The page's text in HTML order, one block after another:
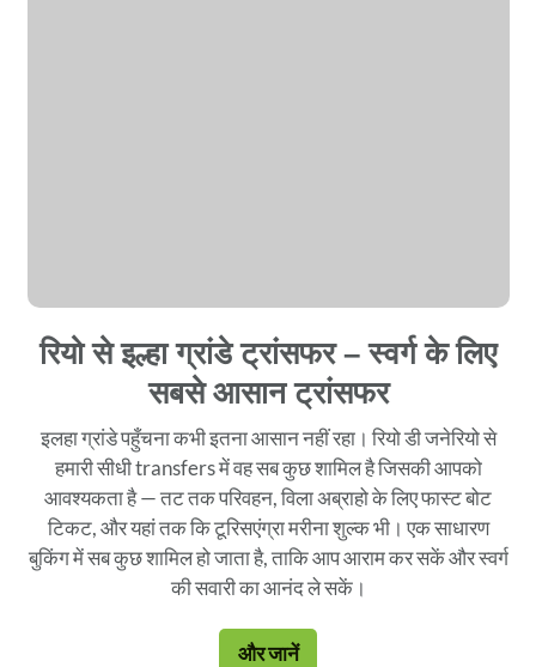
रियो से इल्हा ग्रांडे ट्रांसफर – स्वर्ग के लिए
सबसे आसान ट्रांसफर
इलहा ग्रांडे पहुँचना कभी इतना आसान नहीं रहा। रियो डी जनेरियो से
हमारी सीधी transfers में वह सब कुछ शामिल है जिसकी आपको
आवश्यकता है — तट तक परिवहन, विला अब्राहो के लिए फास्ट बोट
टिकट, और यहां तक कि टूरिसएंग्रा मरीना शुल्क भी। एक साधारण
बुकिंग में सब कुछ शामिल हो जाता है, ताकि आप आराम कर सकें और स्वर्ग
की सवारी का आनंद ले सकें।
और जानें